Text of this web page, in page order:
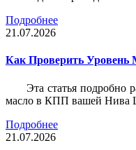
Подробнее
21.07.2026
Как Проверить
Эта статья подробно
масло в КПП вашей Нива
Подробнее
21.07.2026